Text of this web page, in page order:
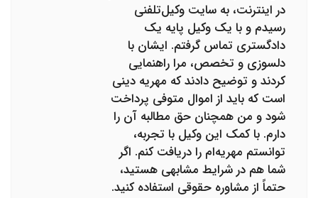
در اینترنت، به سایت وکیل‌تلفنی
رسیدم و با یک وکیل پایه یک
دادگستری تماس گرفتم. ایشان با
دلسوزی و تخصص، مرا راهنمایی
کردند و توضیح دادند که مهریه دینی
است که باید از اموال متوفی پرداخت
شود و من همچنان حق مطالبه آن را
دارم. با کمک این وکیل با تجربه،
توانستم مهریه‌ام را دریافت کنم. اگر
شما هم در شرایط مشابهی هستید،
حتماً از مشاوره حقوقی استفاده کنید.